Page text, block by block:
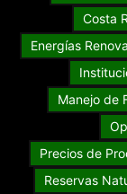
Costa
Energías
Manejo de
Precios de
Reservas